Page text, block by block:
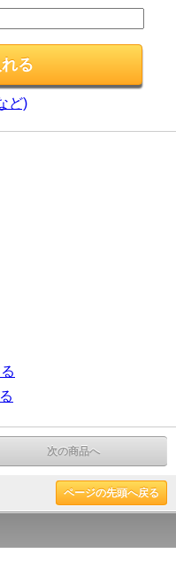
ど)
次の商品へ
ページの先頭へ戻る